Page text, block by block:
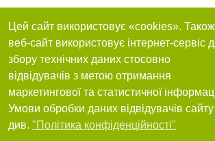
Цей сайт використовує «cookies». Також
веб-сайт використовує інтернет-сервіс
збору технічних даних стосовно
відвідувачів з метою отримання
маркетингової та статистичної
Умови обробки даних відвідувачів сайту
див. "Політика конфіденційності"